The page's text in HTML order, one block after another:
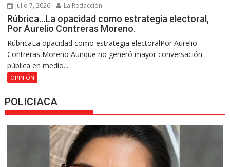
julio 7, 2026 La Redacción
Rúbrica…La opacidad como estrategia electoral,
Por Aurelio Contreras Moreno.
RúbricaLa opacidad como estrategia electoralPor Aurelio
Contreras Moreno Aunque no generó mayor conversación
pública en medio...
OPINIÓN
POLICIACA